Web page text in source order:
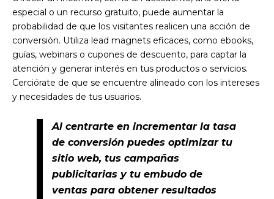
especial o un recurso gratuito, puede aumentar la
probabilidad de que los visitantes realicen una acción de
conversión. Utiliza lead magnets eficaces, como ebooks,
guías, webinars o cupones de descuento, para captar la
atención y generar interés en tus productos o servicios.
Cerciórate de que se encuentre alineado con los intereses
y necesidades de tus usuarios.
Al centrarte en incrementar la tasa
de conversión puedes optimizar tu
sitio web, tus campañas
publicitarias y tu embudo de
ventas para obtener resultados